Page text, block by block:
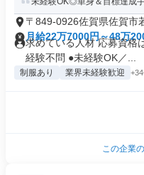
〒849-0926佐賀県佐賀市
月給22万7000円～48万
求めている人材 応募資
経験不問 ●未経験OK／...
制服あり 業界未経験歓迎
この企業